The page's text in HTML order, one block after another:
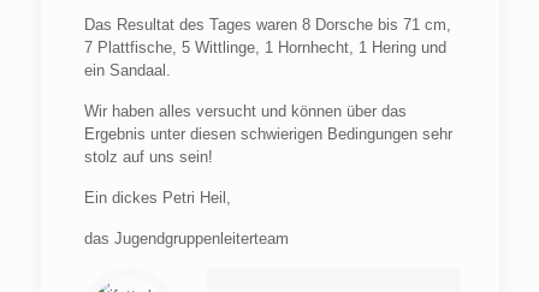
Das Resultat des Tages waren 8 Dorsche bis 71 cm,
7 Plattfische, 5 Wittlinge, 1 Hornhecht, 1 Hering und
ein Sandaal.
Wir haben alles versucht und können über das
Ergebnis unter diesen schwierigen Bedingungen sehr
stolz auf uns sein!
Ein dickes Petri Heil,
das Jugendgruppenleiterteam